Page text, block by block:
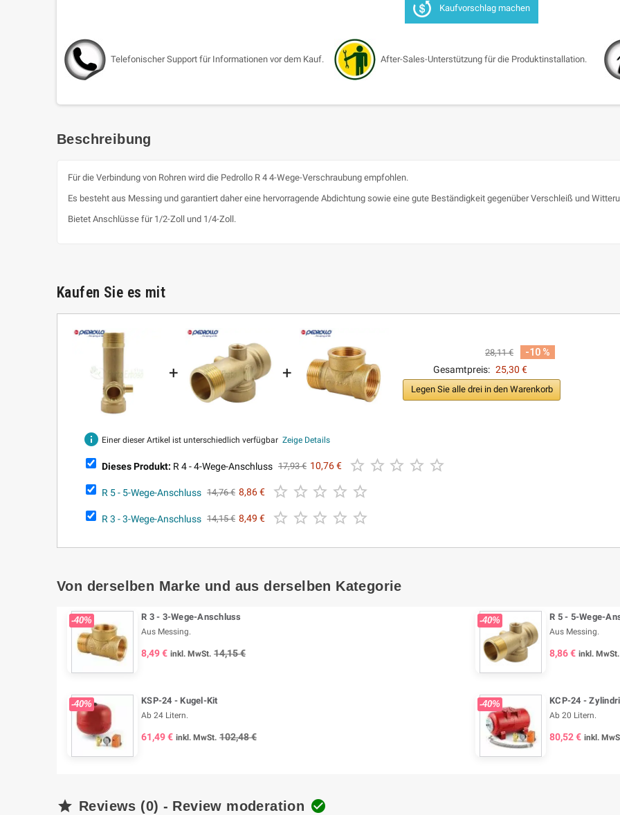
Kaufvorschlag machen
Telefonischer Support für Informationen vor dem Kauf. After-Sales-Unterstützung für die Produktinstallation.
Beschreibung
Für die Verbindung von Rohren wird die Pedrollo R 4 4-Wege-Verschraubung empfohlen.
Es besteht aus Messing und garantiert daher eine hervorragende Abdichtung sowie eine gute Beständigkeit gegenüber Verschleiß und
Bietet Anschlüsse für 1/2-Zoll und 1/4-Zoll.
Kaufen Sie es mit
+ +
28,11 €
-10 %
Gesamtpreis: 25,30 €
Legen Sie alle drei in den Warenkorb
info Einer dieser Artikel ist unterschiedlich verfügbar Zeige Details
Dieses Produkt: R 4 - 4-Wege-Anschluss 17,93 € 10,76 €     
R 5 - 5-Wege-Anschluss 14,76 € 8,86 €     
R 3 - 3-Wege-Anschluss 14,15 € 8,49 €     
Von derselben Marke und aus derselben Kategorie
-40% R 3 - 3-Wege-Anschluss
Aus Messing.
8,49 € inkl. MwSt. 14,15 €
-40% R 5 - 5-Wege-
Aus Messing.
8,86 € inkl. MwSt.
-40% KSP-24 - Kugel-Kit
Ab 24 Litern.
61,49 € inkl. MwSt. 102,48 €
-40% KCP-24 -
Ab 20 Litern.
80,52 € inkl.
 Reviews (0) - Review moderation 